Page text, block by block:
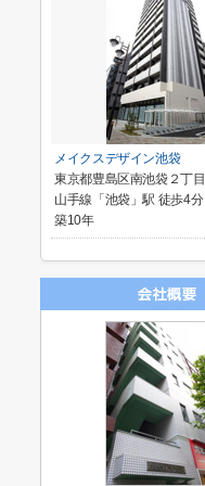
メイクスデザイン池袋
東京都豊島区南池袋２丁目
山手線「池袋」駅 徒歩4分
築10年